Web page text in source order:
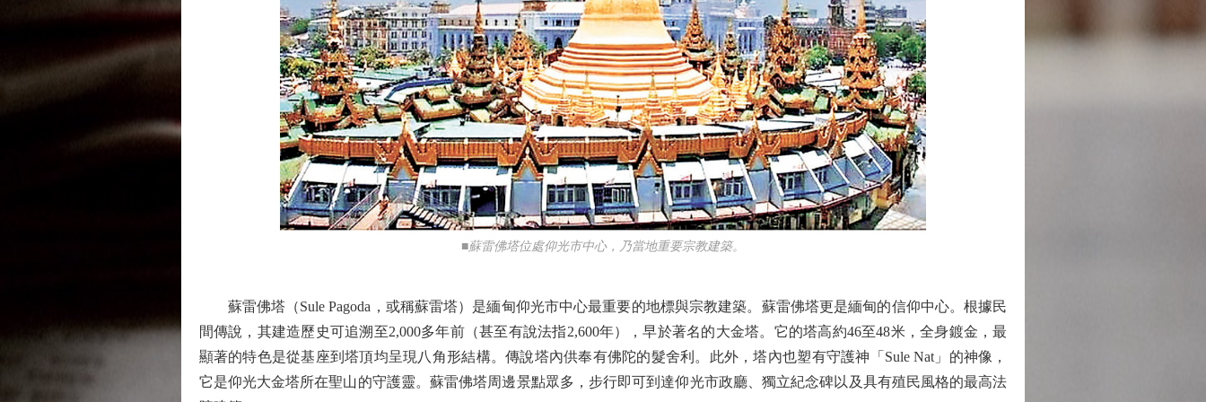
■蘇雷佛塔位處仰光市中心，乃當地重要宗教建築。
蘇雷佛塔（Sule Pagoda，或稱蘇雷塔）是緬甸仰光市中心最重要的地標與宗教建築。蘇雷佛塔更是緬甸的信仰中心。根據民
間傳說，其建造歷史可追溯至2,000多年前（甚至有說法指2,600年），早於著名的大金塔。它的塔高約46至48米，全身鍍金，最
顯著的特色是從基座到塔頂均呈現八角形結構。傳說塔內供奉有佛陀的髮舍利。此外，塔內也塑有守護神「Sule Nat」的神像，
它是仰光大金塔所在聖山的守護靈。蘇雷佛塔周邊景點眾多，步行即可到達仰光市政廳、獨立紀念碑以及具有殖民風格的最高法